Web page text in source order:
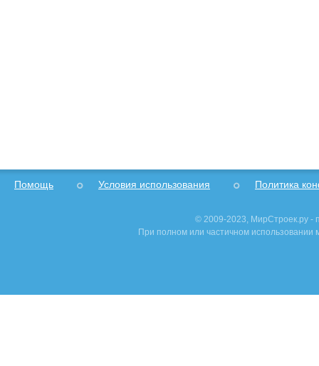
Помощь Условия использования Политика
© 2009-2023, МирСтроек.ру -
При полном или частичном использовании